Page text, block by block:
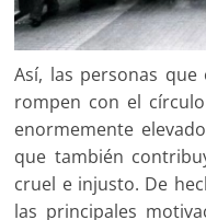
Así, las personas
rompen con el
enormemente
que también
cruel e injusto. De
las principales